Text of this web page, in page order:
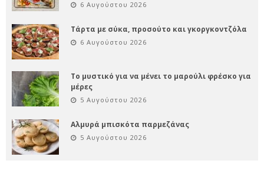
6 Αυγούστου 2026
Τάρτα με σύκα, προσούτο και γκοργκοντζόλα
6 Αυγούστου 2026
Το μυστικό για να μένει το μαρούλι φρέσκο για
μέρες
5 Αυγούστου 2026
Αλμυρά μπισκότα παρμεζάνας
5 Αυγούστου 2026